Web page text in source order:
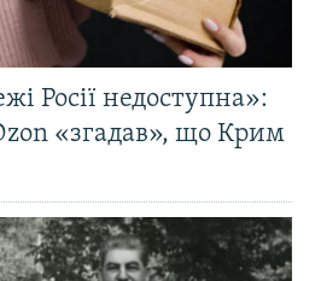
Росії недоступна»:
«згадав», що Крим